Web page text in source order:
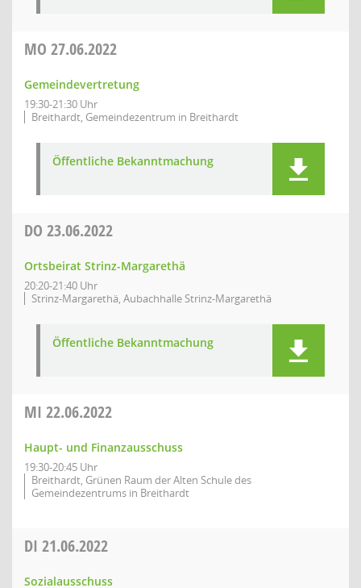
MO 27.06.2022
Gemeindevertretung
19:30-21:30 Uhr
Breithardt, Gemeindezentrum in Breithardt
Öffentliche Bekanntmachung
DO 23.06.2022
Ortsbeirat Strinz-Margarethä
20:20-21:40 Uhr
Strinz-Margarethä, Aubachhalle Strinz-Margarethä
Öffentliche Bekanntmachung
MI 22.06.2022
Haupt- und Finanzausschuss
19:30-20:45 Uhr
Breithardt, Grünen Raum der Alten Schule des
Gemeindezentrums in Breithardt
DI 21.06.2022
Sozialausschuss